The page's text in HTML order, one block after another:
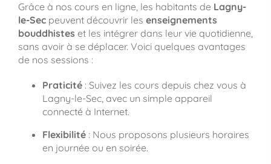
Grâce à nos cours en ligne, les habitants de Lagny-
le-Secpeuvent découvrir les enseignements
bouddhistes et les intégrer dans leur vie quotidienne,
sans avoir à se déplacer. Voici quelques avantages
de nos sessions :
Praticité: Suivez les cours depuis chez vous à
Lagny-le-Sec, avec un simple appareil
connecté à Internet.
Flexibilité: Nous proposons plusieurs horaires
en journée ou en soirée.